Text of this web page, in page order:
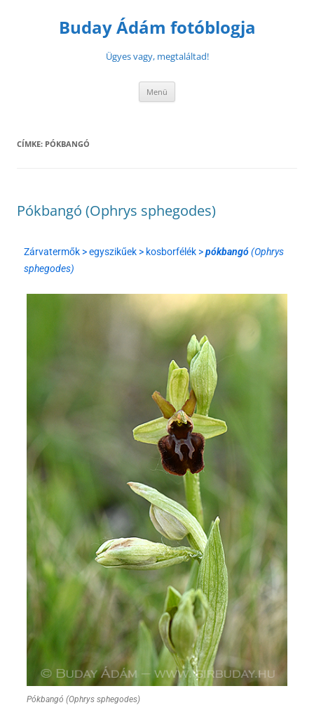
Buday Ádám fotóblogja
Ügyes vagy, megtaláltad!
Menü
CÍMKE: PÓKBANGÓ
Pókbangó (Ophrys sphegodes)
Zárvatermők > egyszikűek > kosborfélék >pókbangó(Ophrys
sphegodes)
Pókbangó (Ophrys sphegodes)